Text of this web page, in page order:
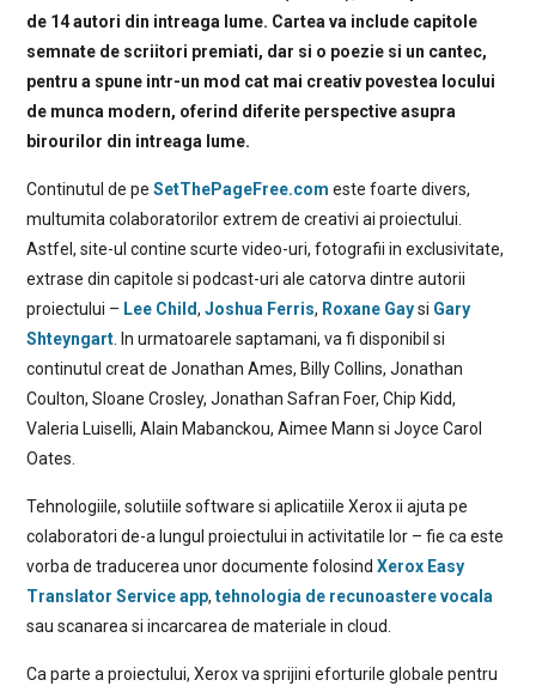
de 14 autori din intreaga lume. Cartea va include capitole
semnate de scriitori premiati, dar si o poezie si un cantec,
pentru a spune intr-un mod cat mai creativ povestea locului
de munca modern, oferind diferite perspective asupra
birourilor din intreaga lume.
Continutul de pe SetThePageFree.com este foarte divers,
multumita colaboratorilor extrem de creativi ai proiectului.
Astfel, site-ul contine scurte video-uri, fotografii in exclusivitate,
extrase din capitole si podcast-uri ale catorva dintre autorii
proiectului – Lee Child, Joshua Ferris, Roxane Gaysi Gary
Shteyngart. In urmatoarele saptamani, va fi disponibil si
continutul creat de Jonathan Ames, Billy Collins, Jonathan
Coulton, Sloane Crosley, Jonathan Safran Foer, Chip Kidd,
Valeria Luiselli, Alain Mabanckou, Aimee Mann si Joyce Carol
Oates.
Tehnologiile, solutiile software si aplicatiile Xerox ii ajuta pe
colaboratori de-a lungul proiectului in activitatile lor – fie ca este
vorba de traducerea unor documente folosind Xerox Easy
Translator Service app, tehnologia de recunoastere vocala
sau scanarea si incarcarea de materiale in cloud.
Ca parte a proiectului, Xerox va sprijini eforturile globale pentru